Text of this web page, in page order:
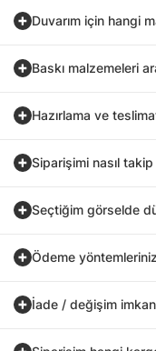
Duvarım için hangi
Baskı malzemeleri
Hazırlama ve
Siparişimi nasıl
Seçtiğim görselde
Ödeme
İade / değişim